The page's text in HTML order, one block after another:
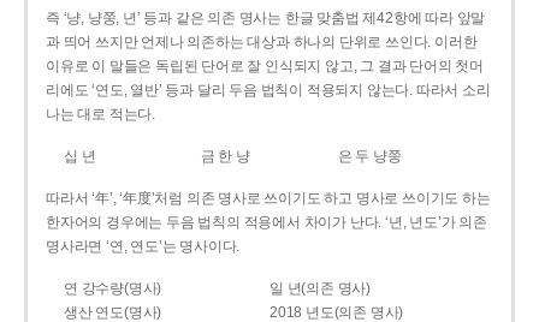
즉 ‘냥, 냥쭝, 년’ 등과 같은 의존 명사는 한글 맞춤법 제42항에 따라 앞말
과 띄어 쓰지만 언제나 의존하는 대상과 하나의 단위로 쓰인다. 이러한
이유로 이 말들은 독립된 단어로 잘 인식되지 않고, 그 결과 단어의 첫머
리에도 ‘연도, 열반’ 등과 달리 두음 법칙이 적용되지 않는다. 따라서 소리
나는 대로 적는다.
십 년 금 한 냥 은 두 냥쭝
따라서 ‘年’, ‘年度’처럼 의존 명사로 쓰이기도 하고 명사로 쓰이기도 하는
한자어의 경우에는 두음 법칙의 적용에서 차이가 난다. ‘년, 년도’가 의존
명사라면 ‘연, 연도’는 명사이다.
연 강수량(명사)
일 년(의존 명사)
생산 연도(명사)
2018 년도(의존 명사)